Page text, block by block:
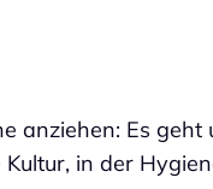
anziehen: Es geht
in der